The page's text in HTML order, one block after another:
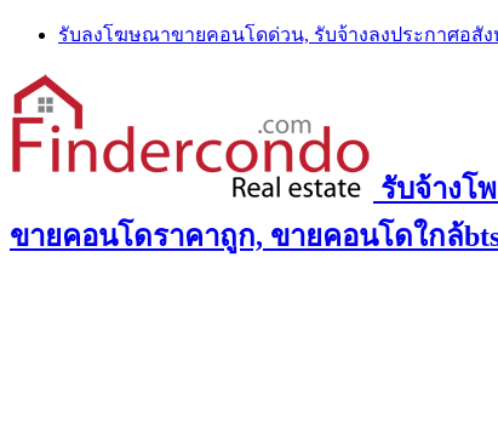
Skip
content
รับลงโฆษณาขายคอนโดด่วน, รับจ้างลงประกาศอสั
รับจ้างโ
ขายคอนโดราคาถูก, ขายคอนโดใกล้